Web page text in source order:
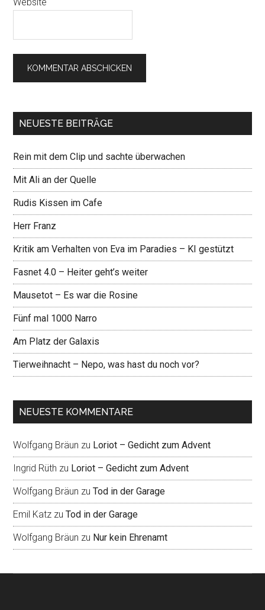
NEUESTE BEITRÄGE
Rein mit dem Clip und sachte überwachen
Mit Ali an der Quelle
Rudis Kissen im Cafe
Herr Franz
Kritik am Verhalten von Eva im Paradies – KI gestützt
Fasnet 4.0 – Heiter geht’s weiter
Mausetot – Es war die Rosine
Fünf mal 1000 Narro
Am Platz der Galaxis
Tierweihnacht – Nepo, was hast du noch vor?
NEUESTE KOMMENTARE
Wolfgang Bräun zu Loriot – Gedicht zum Advent
Ingrid Rüth zu Loriot – Gedicht zum Advent
Wolfgang Bräun zuTod in der Garage
Emil Katz zuTod in der Garage
Wolfgang Bräun zu Nur kein Ehrenamt